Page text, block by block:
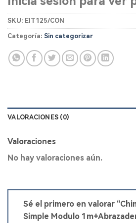
SKU: EIT125/CON
Categoría: Sin categorizar
VALORACIONES (0)
Valoraciones
No hay valoraciones aún.
Sé el primero en valorar
Simple Modulo